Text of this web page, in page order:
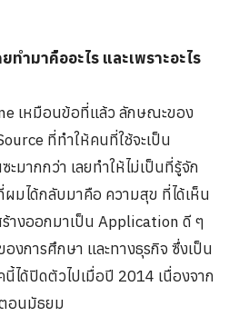
ทำมาคืออะไร และเพราะอะไร
เหมือนข้อที่แล้ว ลักษณะของ
ที่ทำให้คนที่ใช้จะเป็น
มากกว่า เลยทำให้ไม่เป็นที่รู้จัก
มได้กลับมาคือ ความสุข ที่ได้เห็น
ร้างออกมาเป็น Application ดี ๆ
งการศึกษา และทางธุรกิจ ซึ่งเป็น
ได้ปิดตัวไปเมื่อปี 2014 เนื่องจาก
อนมัธยม